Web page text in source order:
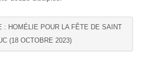
: HOMÉLIE POUR LA FÊTE DE SAINT
(18 OCTOBRE 2023)